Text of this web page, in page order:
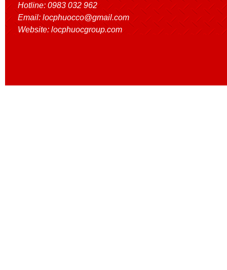
Hotline: 0983 032 962
Email: locphuocco@gmail.com
Website: locphuocgroup.com